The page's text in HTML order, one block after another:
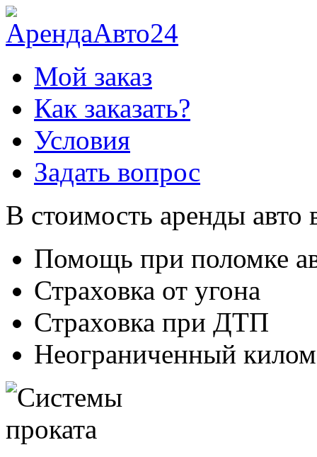
Мой заказ
Как заказать?
Условия
Задать вопрос
В стоимость аренды авто
Помощь при поломке
Страховка от угона
Страховка при ДТП
Неограниченный